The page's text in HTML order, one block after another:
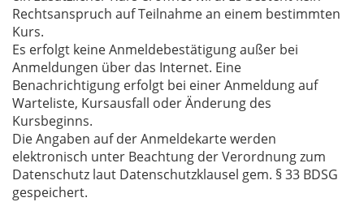
Rechtsanspruch auf Teilnahme an einem bestimmten
Kurs.
Es erfolgt keine Anmeldebestätigung außer bei
Anmeldungen über das Internet. Eine
Benachrichtigung erfolgt bei einer Anmeldung auf
Warteliste, Kursausfall oder Änderung des
Kursbeginns.
Die Angaben auf der Anmeldekarte werden
elektronisch unter Beachtung der Verordnung zum
Datenschutz laut Datenschutzklausel gem. § 33 BDSG
gespeichert.